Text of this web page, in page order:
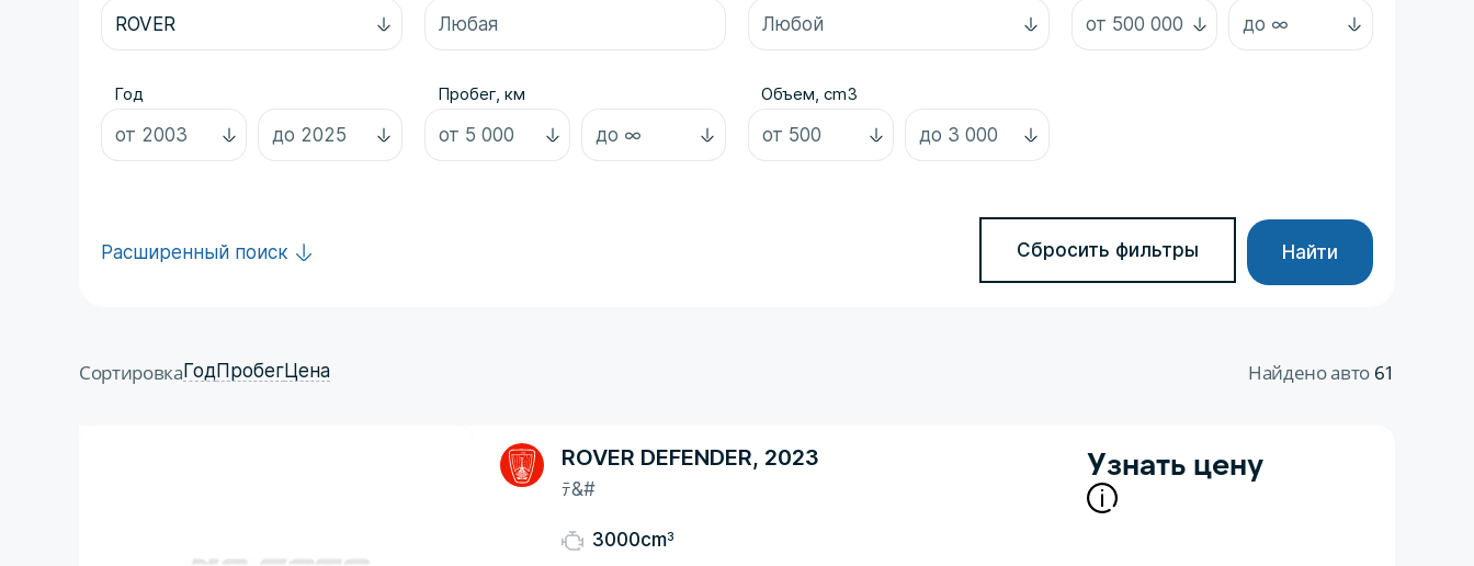
Год Пробег, км Объем, cm3
Расширенный поиск Сбросить фильтры Найти
Сортировка ГодПробегЦена Найдено авто 61
ROVER DEFENDER, 2023
ﾃ&#
3000cm3
Узнать цену